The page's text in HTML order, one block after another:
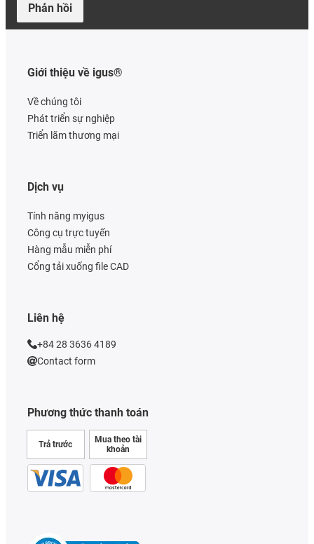
Phản hồi
Giới thiệu về igus®
Về chúng tôi
Phát triển sự nghiệp
Triển lãm thương mại
Phương thức thanh toán
Trả trước
Mua theo tài
khoản
Dịch vụ
Tính năng myigus
Công cụ trực tuyến
Hàng mẫu miễn phí
Cổng tải xuống file CAD
Liên hệ
+84 28 3636 4189
Contact form